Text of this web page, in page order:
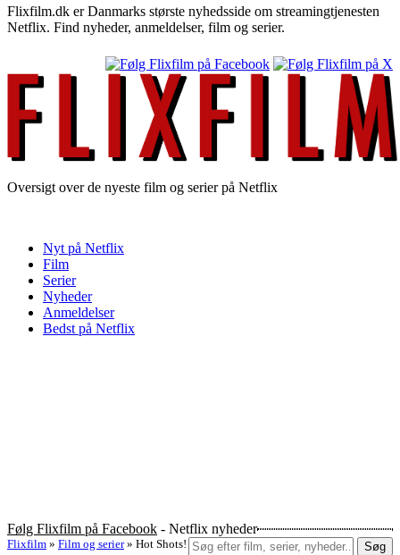
Flixfilm.dk er Danmarks største nyhedsside om streamingtjenesten
Netflix. Find nyheder, anmeldelser, film og serier.
Oversigt over de nyeste film og serier på Netflix
Nyt på Netflix
Film
Serier
Nyheder
Anmeldelser
Bedst på Netflix
Følg Flixfilm på Facebook - Netflix nyheder
Søg
Flixfilm » Film og serier » Hot Shots!